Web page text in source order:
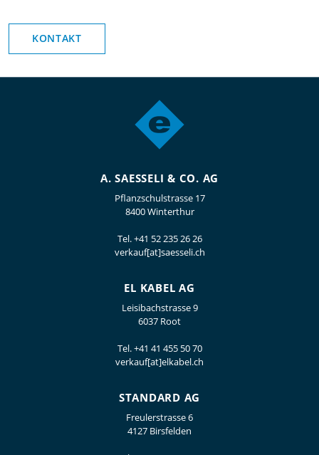
KONTAKT
A. SAESSELI & CO. AG
Pflanzschulstrasse 17
8400 Winterthur
Tel.+41 52 235 26 26
verkauf[at]saesseli.ch
EL KABEL AG
Leisibachstrasse 9
6037 Root
Tel.+41 41 455 50 70
verkauf[at]elkabel.ch
STANDARD AG
Freulerstrasse 6
4127 Birsfelden